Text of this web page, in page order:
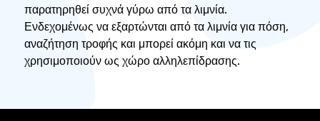
παρατηρηθεί συχνά γύρω από τα λιμνία.
Ενδεχομένως να εξαρτώνται από τα λιμνία για πόση,
αναζήτηση τροφής και μπορεί ακόμη και να τις
χρησιμοποιούν ως χώρο αλληλεπίδρασης.